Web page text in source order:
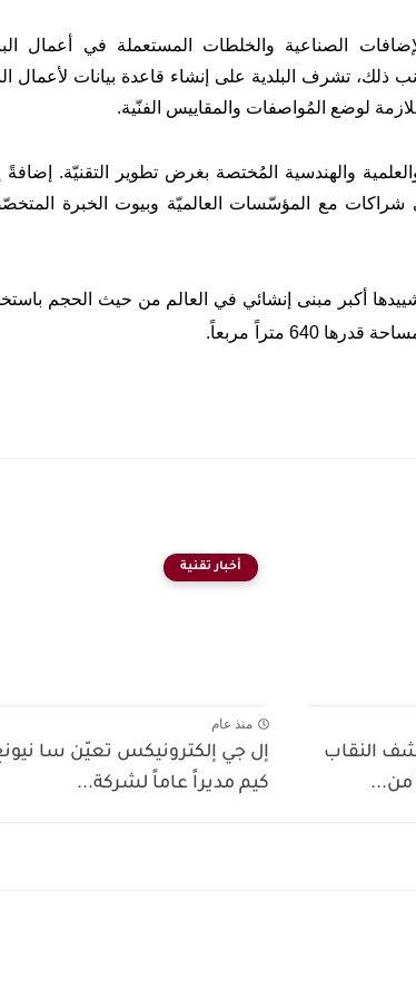
الصناعية والخلطات المستعملة في أعمال
ذلك، تشرف البلدية على إنشاء قاعدة بيانات لأعمال
لوضع المُواصفات والمقاييس الفنّية.
والهندسية المُختصة بغرض تطوير التقنيّة. إضافةً
شراكات مع المؤسّسات العالميّة وبيوت الخبرة
أكبر مبنى إنشائي في العالم من حيث الحجم
مربعاً.
النقاب
من...
أخبار تقنية
منذ عام
إل جي إلكترونيكس تعيّن سا
كيم مديراً عاماً لشركة...